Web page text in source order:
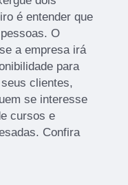
é entender que
O
a empresa irá
para
clientes,
se interesse
cursos e
Confira